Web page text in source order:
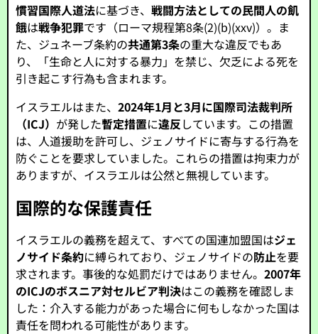
慣習国際人道法に基づき、戦闘方法としての民間人の飢
餓は戦争犯罪です（ローマ規程第8条(2)(b)(xxv)）。ま
た、ジュネーブ条約の共通第3条の重大な違反でもあ
り、「生命と人に対する暴力」を禁じ、欠乏による死を
引き起こす行為も含まれます。
イスラエルはまた、2024年1月と3月に国際司法裁判所
（ICJ） が発した暫定措置に違反しています。この措置
は、人道援助を許可し、ジェノサイドに寄与する行為を
防ぐことを要求していました。これらの措置は拘束力が
ありますが、イスラエルは公然と無視しています。
国際的な保護責任
イスラエルの義務を超えて、すべての国連加盟国はジェ
ノサイド条約に縛られており、ジェノサイドの防止を要
求されます。事後的な処罰だけではありません。2007年
のICJのボスニア対セルビア判決はこの義務を確認しま
した：介入する能力があった場合に何もしなかった国は
責任を問われる可能性があります。